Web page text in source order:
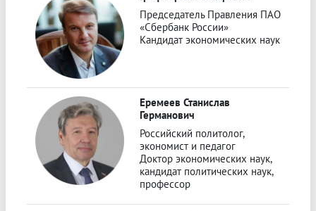
Председатель Правления ПАО
«Сбербанк России»
Кандидат экономических наук
Еремеев Станислав
Германович
Российский политолог,
экономист и педагог
Доктор экономических наук,
кандидат политических наук,
профессор